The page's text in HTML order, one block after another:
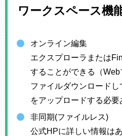
ワークスペース機
オンライン編集
エクスプローラまたは
することができる（
ファイルダウンロード
をアップロードする必要
非同期(ファイルレス)
公式HPに詳しい情報は